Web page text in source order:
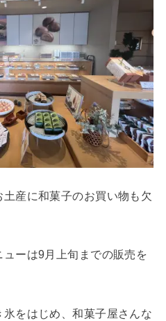
産に和菓子のお買い物も欠
ーは9月上旬までの販売を
をはじめ、和菓子屋さんな